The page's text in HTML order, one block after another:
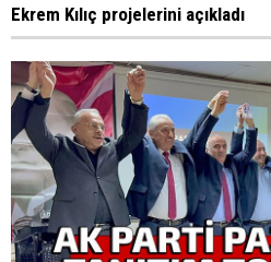
Ekrem Kılıç projelerini açıkladı